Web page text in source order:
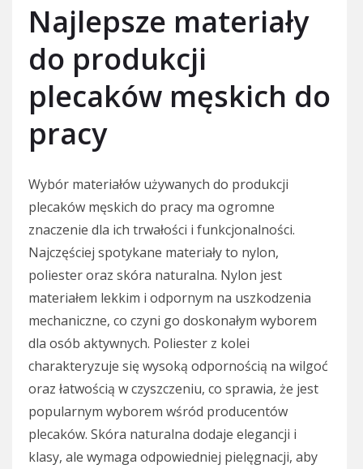
Najlepsze materiały
do produkcji
plecaków męskich do
pracy
Wybór materiałów używanych do produkcji
plecaków męskich do pracy ma ogromne
znaczenie dla ich trwałości i funkcjonalności.
Najczęściej spotykane materiały to nylon,
poliester oraz skóra naturalna. Nylon jest
materiałem lekkim i odpornym na uszkodzenia
mechaniczne, co czyni go doskonałym wyborem
dla osób aktywnych. Poliester z kolei
charakteryzuje się wysoką odpornością na wilgoć
oraz łatwością w czyszczeniu, co sprawia, że jest
popularnym wyborem wśród producentów
plecaków. Skóra naturalna dodaje elegancji i
klasy, ale wymaga odpowiedniej pielęgnacji, aby